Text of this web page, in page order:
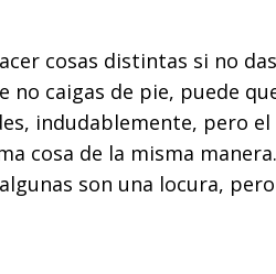
cosas distintas si no
no caigas de pie, puede
indudablemente, pero
cosa de la misma
son una locura,